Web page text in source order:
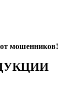
мошенников!